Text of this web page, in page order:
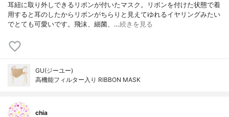
耳紐に取り外しできるリボンが付いたマスク。リボンを付けた状態で着
用すると耳のしたからリボンがちらりと見えてゆれるイヤリングみたい
でとても可愛いです。飛沫、細菌、…続きを見る
GU(ジーユー)
高機能フィルター入り RIBBON MASK
chia